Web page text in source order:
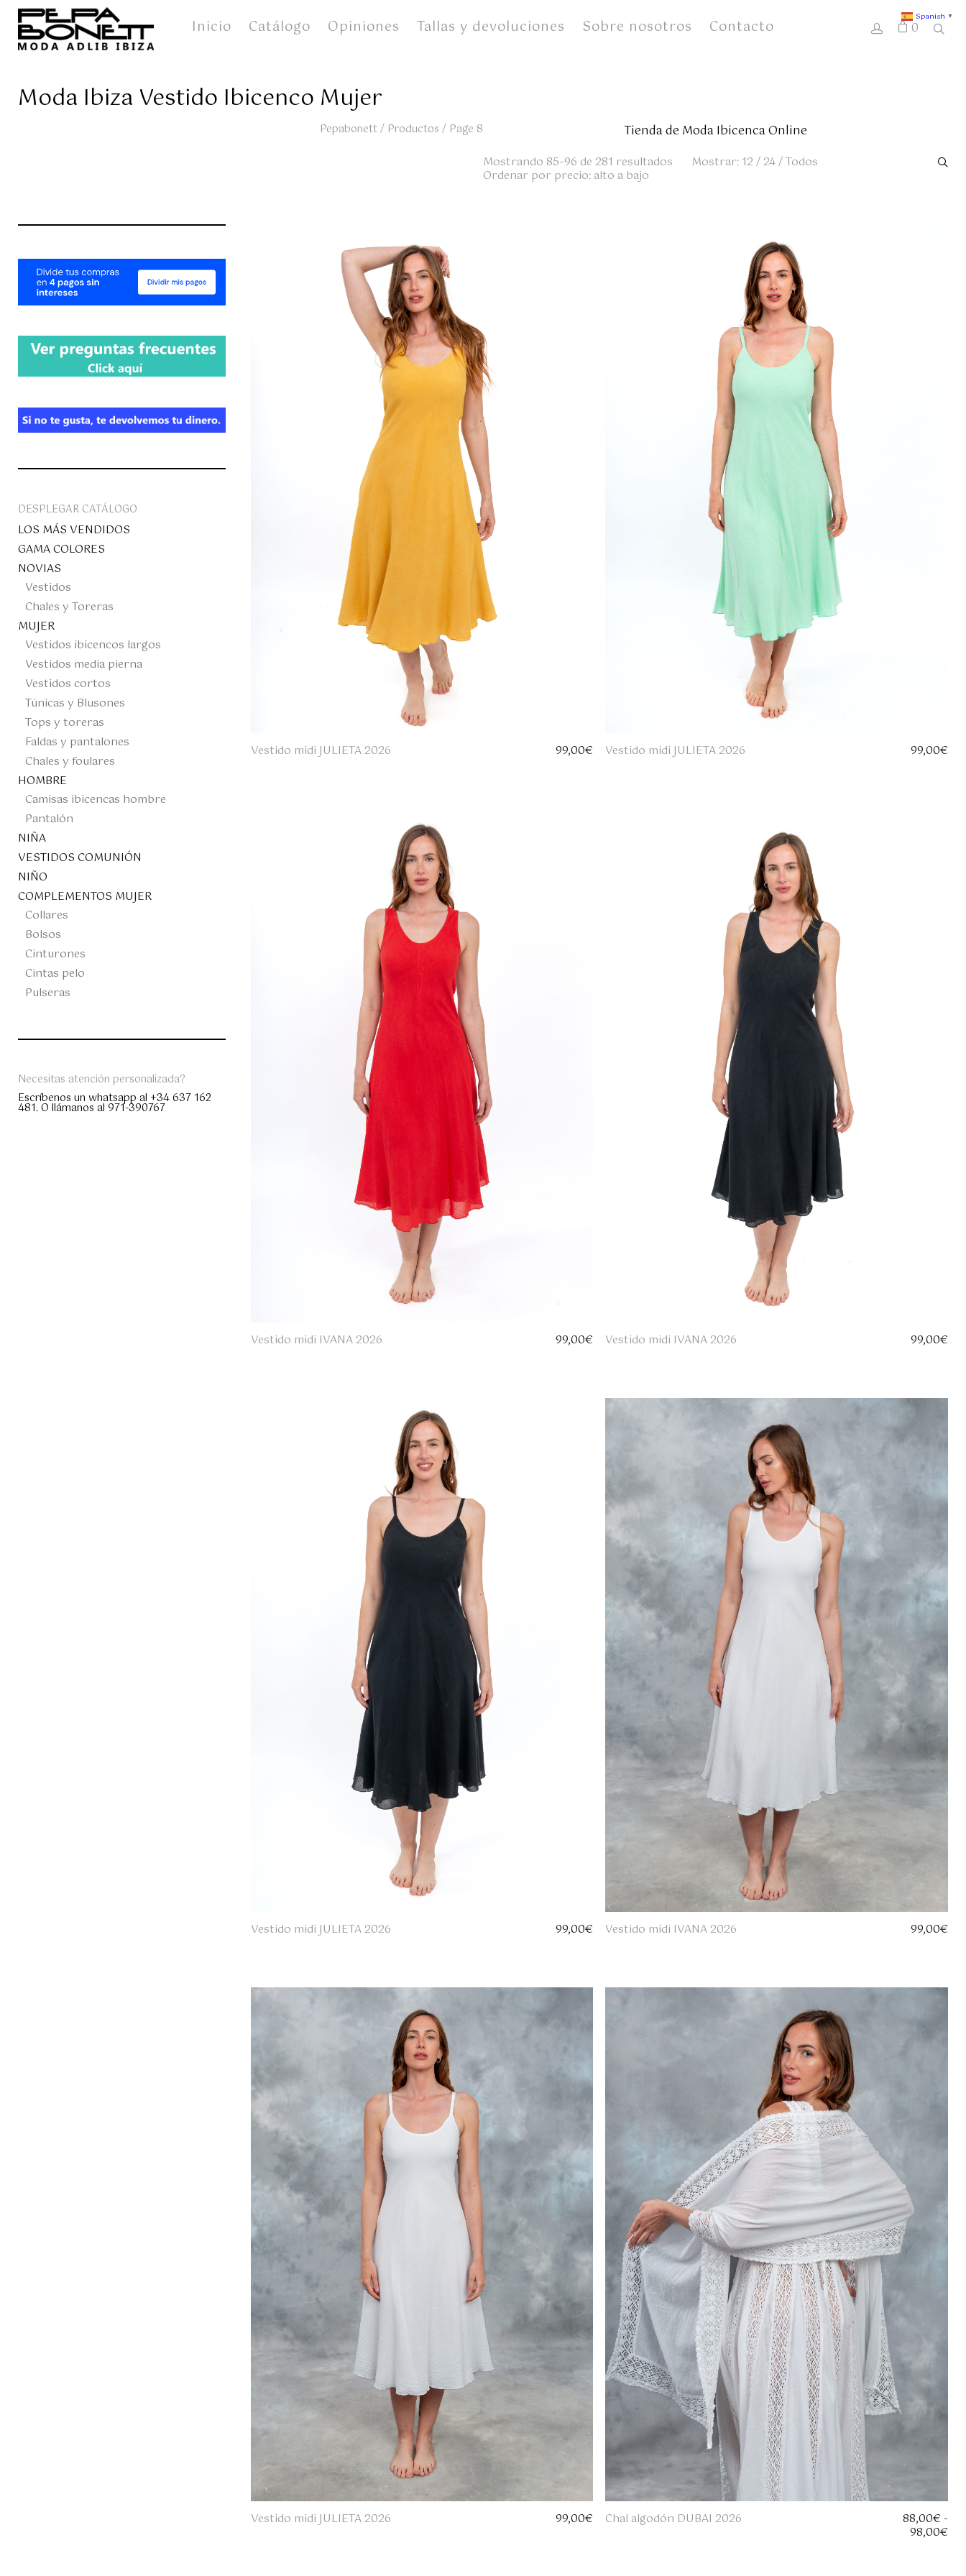
Inicio Catálogo Opiniones Tallas y devoluciones Sobre nosotros Contacto 0
Moda Ibiza Vestido Ibicenco Mujer
Pepabonett/ Productos / Page 8 Tienda de Moda Ibicenca Online
Mostrando 85–96 de 281 resultados Ordenado
Mostrar: 12 /24/Todos
DESPLEGAR CATÁLOGO
LOS MÁS VENDIDOS
GAMA COLORES
NOVIAS
Vestidos
Chales y Toreras
MUJER
Vestidos ibicencos largos
Vestidos media pierna
Vestidos cortos
Túnicas y Blusones
Tops y toreras
Faldas y pantalones
Chales y foulares
HOMBRE
Camisas ibicencas hombre
Pantalón
NIÑA
VESTIDOS COMUNIÓN
NIÑO
COMPLEMENTOS MUJER
Collares
Bolsos
Cinturones
Cintas pelo
Pulseras
Necesitas atención personalizada?
Escríbenos un whatsapp al +34 637 162
481. O llámanos al 971-390767
Vestido midi JULIETA 2026 99,00€ Vestido midi JULIETA 2026 99,00€
Vestido midi IVANA 2026 99,00€ Vestido midi IVANA 2026 99,00€
Vestido midi JULIETA 2026 99,00€ Vestido midi IVANA 2026 99,00€
Vestido midi JULIETA 2026 99,00€ Chal algodón DUBAI 2026 88,00€ -
98,00€R
Spanish ▼